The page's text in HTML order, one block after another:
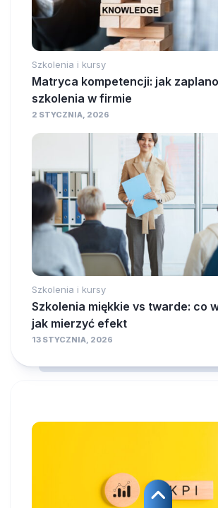
Szkolenia i kursy
Matryca kompetencji: jak
szkolenia w firmie
2 STYCZNIA, 2026
Szkolenia i kursy
Szkolenia miękkie vs twarde: co
jak mierzyć efekt
13 STYCZNIA, 2026